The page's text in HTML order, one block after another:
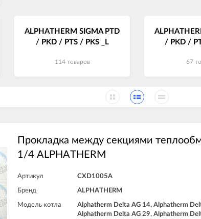
ALPHATHERM SIGMA PTD
/ PKD / PTS / PKS _L
114 товаров
/ PKD /
67
Прокладка между секциями
1/4 ALPHATHERM
Артикул CXD1005A
Бренд ALPHATHERM
Модель котла
Alphatherm Delta AG 14, Alphatherm
Alphatherm Delta AG 29, Alphatherm